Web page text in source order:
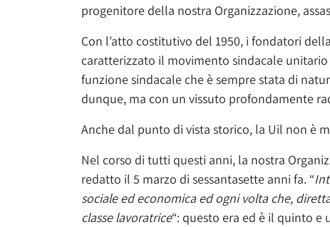
progenitore della nostra Organizzazione,
Con l’atto costitutivo del 1950, i fondatori
caratterizzato il movimento sindacale
funzione sindacale che è sempre stata di
dunque, ma con un vissuto profondamente
Anche dal punto di vista storico, la Uil non è
Nel corso di tutti questi anni, la nostra
redatto il 5 marzo di sessantasette anni fa. “
sociale ed economica ed ogni volta che,
classe lavoratrice“: questo era ed è il quinto